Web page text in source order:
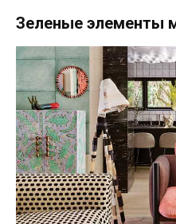
Зеленые элементы